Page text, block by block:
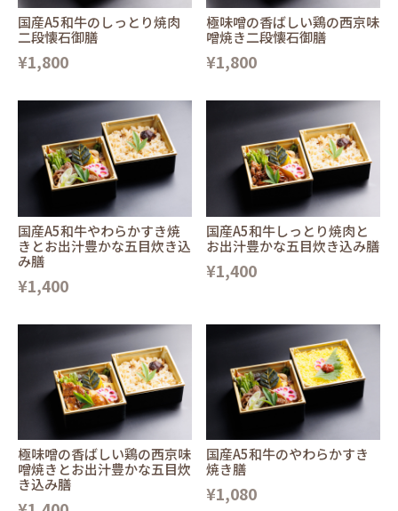
国産A5和牛のしっとり焼肉
二段懐石御膳
¥1,800
極味噌の香ばしい鶏の西京味
噌焼き二段懐石御膳
¥1,800
国産A5和牛やわらかすき焼
きとお出汁豊かな五目炊き込
み膳
¥1,400
国産A5和牛しっとり焼肉と
お出汁豊かな五目炊き込み膳
¥1,400
極味噌の香ばしい鶏の西京味
噌焼きとお出汁豊かな五目炊
き込み膳
国産A5和牛のやわらかすき
焼き膳
¥1,080